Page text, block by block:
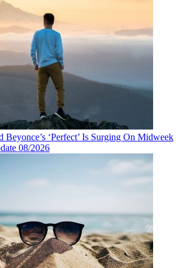
Beyonce’s ‘Perfect’ Is Surging On Midweek
08/2026